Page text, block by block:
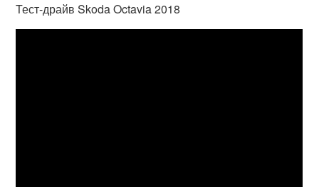
Тест-драйв Skoda Octavia 2018